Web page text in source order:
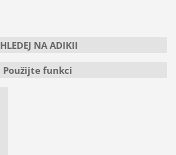
HLEDEJ NA ADIKII
Použijte funkci